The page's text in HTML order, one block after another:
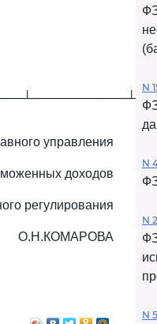
управления
доходов
регулирования
О.Н.КОМАРОВА
N
N
N
N